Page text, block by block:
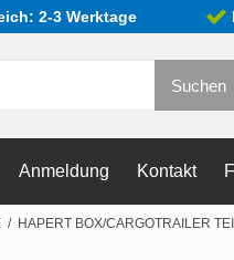
2-3 Werktage
Suchen
Anmeldung Kontakt
/ HAPERT BOX/CARGOTRAILER